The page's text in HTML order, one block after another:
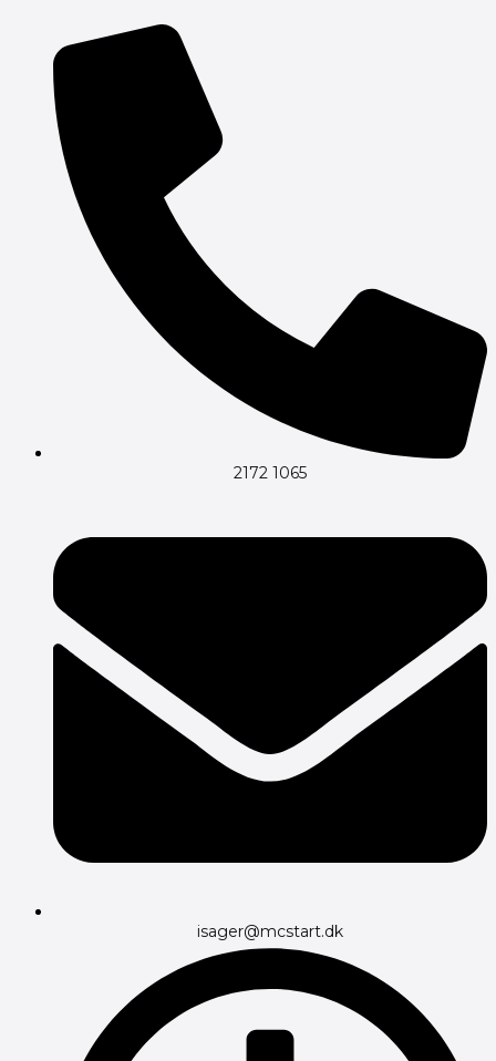
indholdet
2172 1065
isager@mcstart.dk